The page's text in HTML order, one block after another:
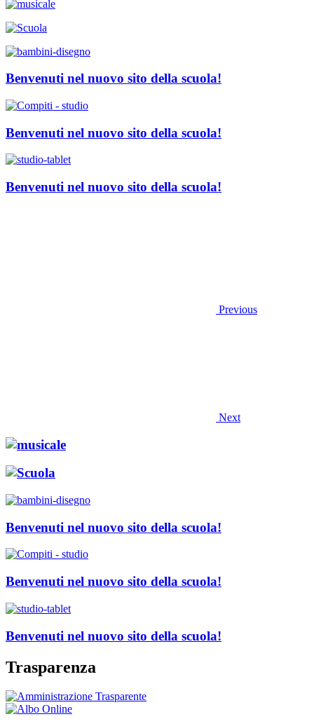
Benvenuti nel nuovo sito della scuola!
Benvenuti nel nuovo sito della scuola!
Benvenuti nel nuovo sito della scuola!
Previous
Next
Benvenuti nel nuovo sito della scuola!
Benvenuti nel nuovo sito della scuola!
Benvenuti nel nuovo sito della scuola!
Trasparenza